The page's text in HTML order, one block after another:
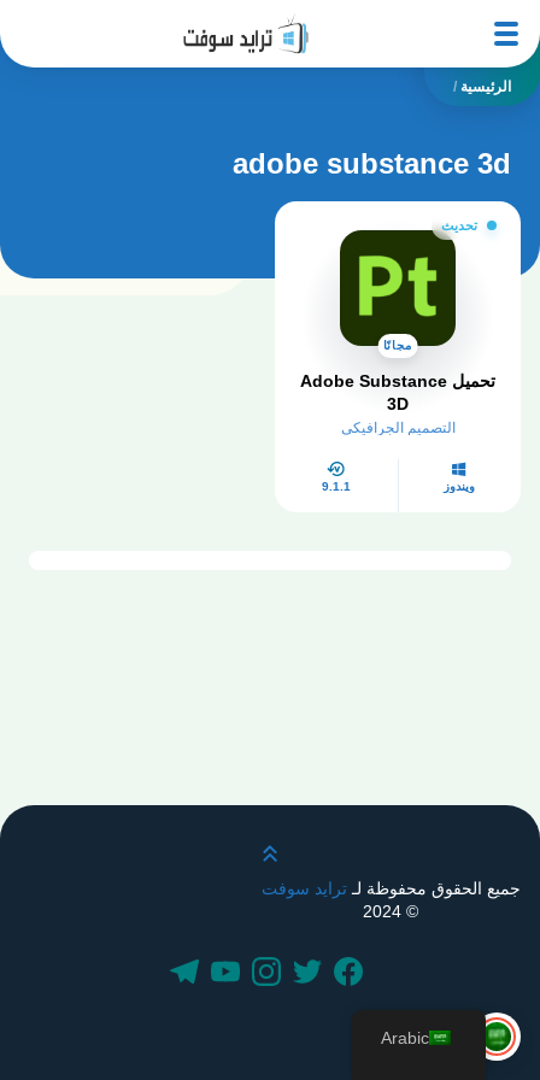
الرئيسية /
adobe substance 3d
تحديث
مجانًا
تحميل Adobe Substance
3D
التصميم الجرافيكي
ويندوز 9.1.1
قم بالتمرير لأعلى
جميع الحقوق محفوظة لـترايد سوفت
© 2024
Arabic